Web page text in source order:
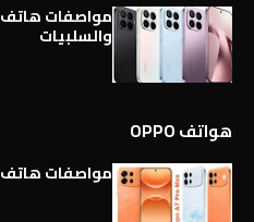
والسلبيات
هواتف OPPO
مواصفات هاتف Oppo A7 Pro Max كاملة